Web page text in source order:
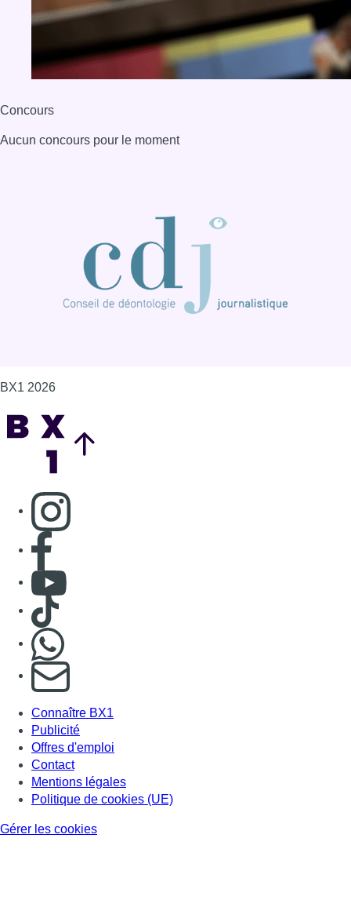
Concours
Aucun concours pour le moment
BX1 2026
Consulter page Instagram
Consulter page Facebook
Consulter Youtube
Consulter TikTok
S'abonner à notre newsletter
Connaître BX1
Publicité
Offres d'emploi
Contact
Mentions légales
Politique de cookies (UE)
Gérer les cookies